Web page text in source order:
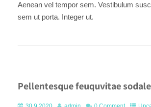
Aenean vel tempor sem. Vestibulum
sem ut porta. Integer ut.
Pellentesque feuquvitae